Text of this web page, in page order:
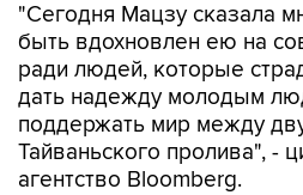
"Сегодня Мацзу сказала
быть вдохновлен ею на
ради людей, которые
дать надежду молодым
поддержать мир между
Тайваньского пролива", -
агентство Bloomberg.